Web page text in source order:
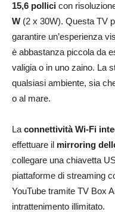
15,6 pollici con
W (2 x 30W). Questa TV
garantire un’esperienza
è abbastanza piccola da
valigia o in uno zaino. La
qualsiasi ambiente, sia
o al mare.
La connettività Wi-Fi
effettuare il mirroring
collegare una chiavetta
piattaforme di streaming
YouTube tramite TV Box
intrattenimento illimitato.